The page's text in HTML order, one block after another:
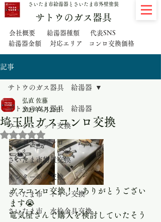
さいたま市給湯器とさいたま市外壁塗装
サトウのガス器具
会社概要 給湯器種類
代表SNS
給湯器金額
対応エリア コンロ交換価格
記事
サトウのガス器具 給湯器
ウォシュレット交換
ビルトインコンロ
さいたま市物置交換
インターホン交換
さいたま市 トイレ交換
さいたま市 水栓金具交換
サトウのガス器具 給湯器
埼玉県ガスコンロ交換
弘直 佐藤
2023年6月21日
5つ星のうちNaNと評価されています。
ガスコンロ交換！！ありがとうござい
ます😭
電気屋さんで購入を検討していたそう